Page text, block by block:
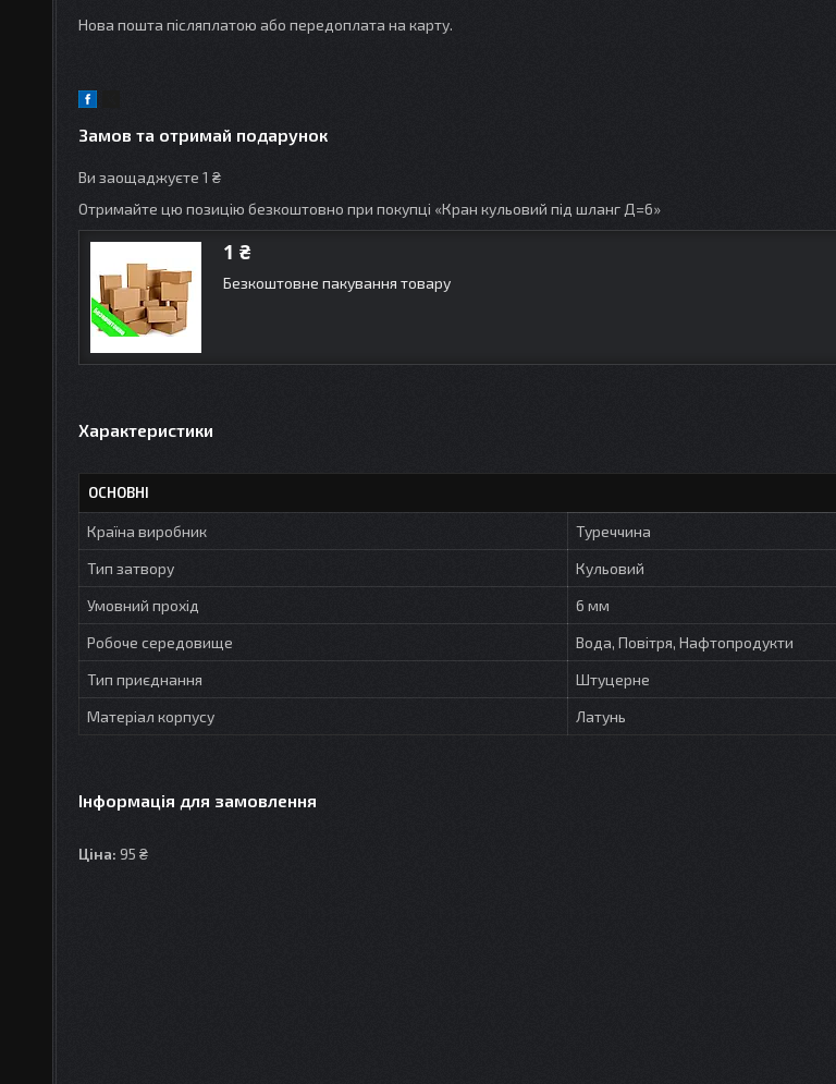
Нова пошта післяплатою або передоплата на карту.
Замов та отримай подарунок
Ви заощаджуєте 1 ₴
Отримайте цю позицію безкоштовно при покупці «Кран кульовий під шланг Д=6»
1 ₴
Безкоштовне пакування товару
Характеристики
ОСНОВНІ
Країна виробник
Туреччина
Тип затвору
Кульовий
Умовний прохід
6 мм
Робоче середовище
Вода, Повітря, Нафтопродукти
Тип приєднання
Штуцерне
Матеріал корпусу
Латунь
Інформація для замовлення
Ціна: 95 ₴